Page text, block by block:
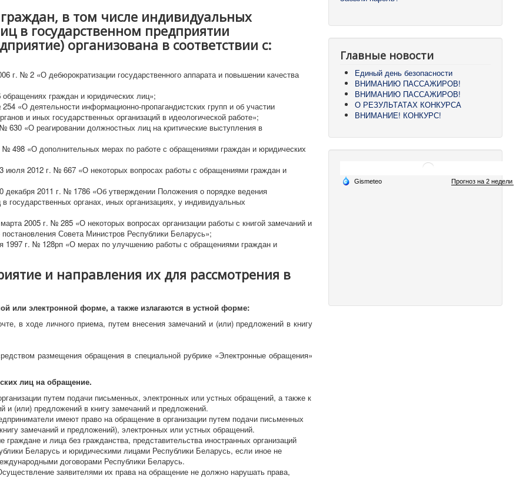
в том числе индивидуальных
в государственном предприятии
организована в соответствии с:
г. № 2 «О дебюрократизации государственного аппарата и повышении качества
граждан и юридических лиц»;
«О деятельности информационно-пропагандистских групп и об участии
и иных государственных организаций в идеологической работе»;
630 «О реагировании должностных лиц на критические выступления в
№ 498 «О дополнительных мерах по работе с обращениями граждан и юридических
июля 2012 г. № 667 «О некоторых вопросах работы с обращениями граждан и
декабря 2011 г. № 1786 «Об утверждении Положения о порядке ведения
органах, иных организациях, у индивидуальных
2005 г. № 285 «О некоторых вопросах организации работы с книгой замечаний и
Совета Министров Республики Беларусь»;
1997 г. № 128рп «О мерах по улучшению работы с обращениями граждан и
и направления их для рассмотрения в
или электронной форме, а также излагаются в устной форме:
в ходе личного приема, путем внесения замечаний и (или) предложений в книгу
размещения обращения в специальной рубрике «Электронные обращения»
лиц на обращение.
путем подачи письменных, электронных или устных обращений, а также к
(или) предложений в книгу замечаний и предложений.
имеют право на обращение в организации путем подачи письменных
замечаний и предложений), электронных или устных обращений.
и лица без гражданства, представительства иностранных организаций
Беларусь и юридическими лицами Республики Беларусь, если иное не
договорами Республики Беларусь.
заявителями их права на обращение не должно нарушать права,
Главные новости
Единый день безопасности
ВНИМАНИЮ ПАССАЖИРОВ!
ВНИМАНИЮ ПАССАЖИРОВ!
О РЕЗУЛЬТАТАХ КОНКУРСА
ВНИМАНИЕ! КОНКУРС!